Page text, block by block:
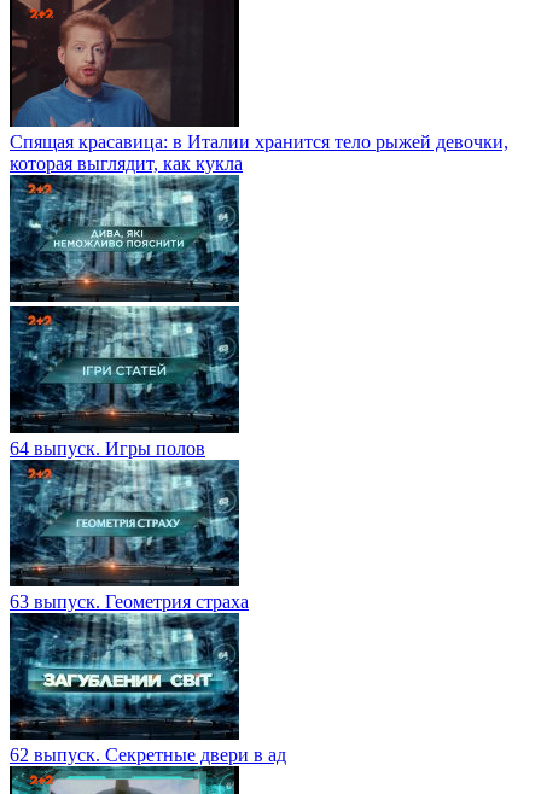
Спящая красавица: в Италии хранится тело рыжей девочки,
которая выглядит, как кукла
64 выпуск. Игры полов
63 выпуск. Геометрия страха
62 выпуск. Секретные двери в ад